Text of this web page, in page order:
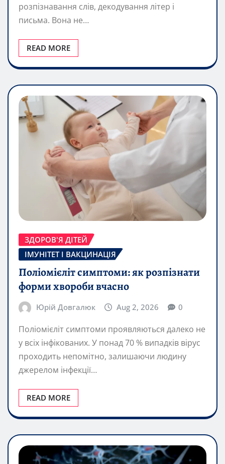
розпізнавання слів, декодування літер і
письма. Вона не…
READ MORE
ЗДОРОВ'Я ДІТЕЙ
ІМУНІТЕТ І ВАКЦИНАЦІЯ
Поліомієліт симптоми: як розпізнати
форми хвороби вчасно
Юрій Довгалюк Aug 2, 2026 0
Поліомієліт симптоми проявляються далеко не
у всіх інфікованих. У понад 70 % випадків вірус
проходить непомітно, залишаючи людину
джерелом інфекції…
READ MORE